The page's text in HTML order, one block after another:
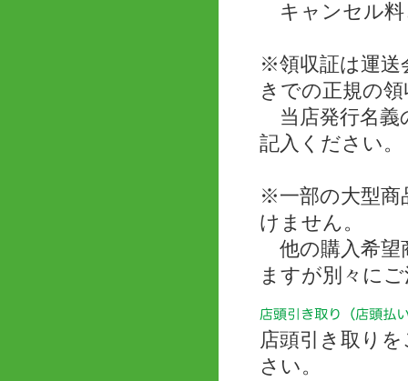
キャンセル料
※領収証は運送
きでの正規の
当店発行名義
記入ください
※一部の大型商
けません。
他の購入希望
ますが別々に
店頭引き取り
さい。